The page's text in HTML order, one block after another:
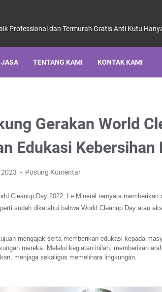
Professional dan Termurah Gratis Anti Kutu
JASA TENTANG KAMI KONTAK KAMI
Gerakan World
Edukasi Kebersihan
Posting Komentar
Cleanup Day 2022, Le Mineral ternyata
sudah diketahui bahwa World Cleanup Day atau
mengajak serta memberikan edukasi kepada
mereka. Melalui kegiatan inilah, memberikan
menjaga sekaligus memelihara lingkungan.